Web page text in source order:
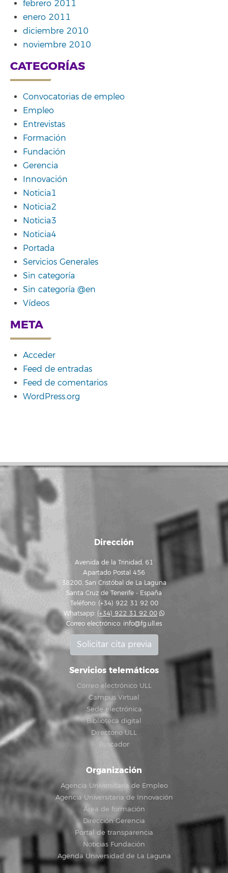
febrero 2011
enero 2011
diciembre 2010
noviembre 2010
CATEGORÍAS
Convocatorias de empleo
Empleo
Entrevistas
Formación
Fundación
Gerencia
Innovación
Noticia1
Noticia2
Noticia3
Noticia4
Portada
Servicios Generales
Sin categoría
Sin categoría @en
Vídeos
META
Acceder
Feed de entradas
Feed de comentarios
WordPress.org
Dirección
Avenida de la Trinidad, 61
Apartado Postal 456
38200, San Cristóbal de La Laguna
Santa Cruz de Tenerife - España
Teléfono: (+34) 922 31 92 00
Whatsapp: (+34) 922 31 92 00
Correo electrónico: info@fg.ull.es
Solicitar cita previa
Servicios telemáticos
Correo electrónico ULL
Campus Virtual
Sede electrónica
Biblioteca digital
Directorio ULL
Buscador
Organización
Agencia Universitaria de Empleo
Agencia Universitaria de Innovación
Área de formación
Dirección Gerencia
Portal de transparencia
Noticias Fundación
Agenda Universidad de La Laguna